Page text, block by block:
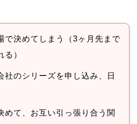
で決めてしまう（3ヶ月先まで
る）
社のシリーズを申し込み、日
めて、お互い引っ張り合う関